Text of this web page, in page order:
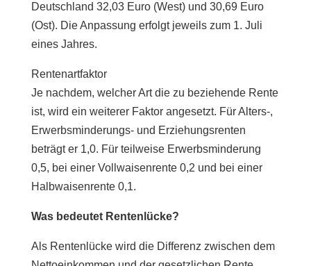
Deutschland 32,03 Euro (West) und 30,69 Euro
(Ost). Die Anpassung erfolgt jeweils zum 1. Juli
eines Jahres.
Rentenartfaktor
Je nachdem, welcher Art die zu beziehende Rente
ist, wird ein weiterer Faktor angesetzt. Für Alters-,
Erwerbsminderungs- und Erziehungsrenten
beträgt er 1,0. Für teilweise Erwerbsminderung
0,5, bei einer Vollwaisenrente 0,2 und bei einer
Halbwaisenrente 0,1.
Was bedeutet Rentenlücke?
Als Rentenlücke wird die Differenz zwischen dem